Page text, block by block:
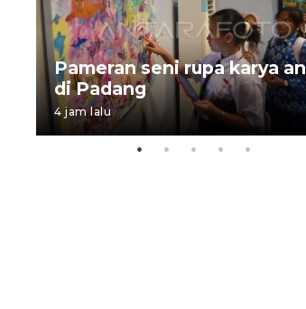
Pameran seni rupa karya
di Padang
4 jam lalu